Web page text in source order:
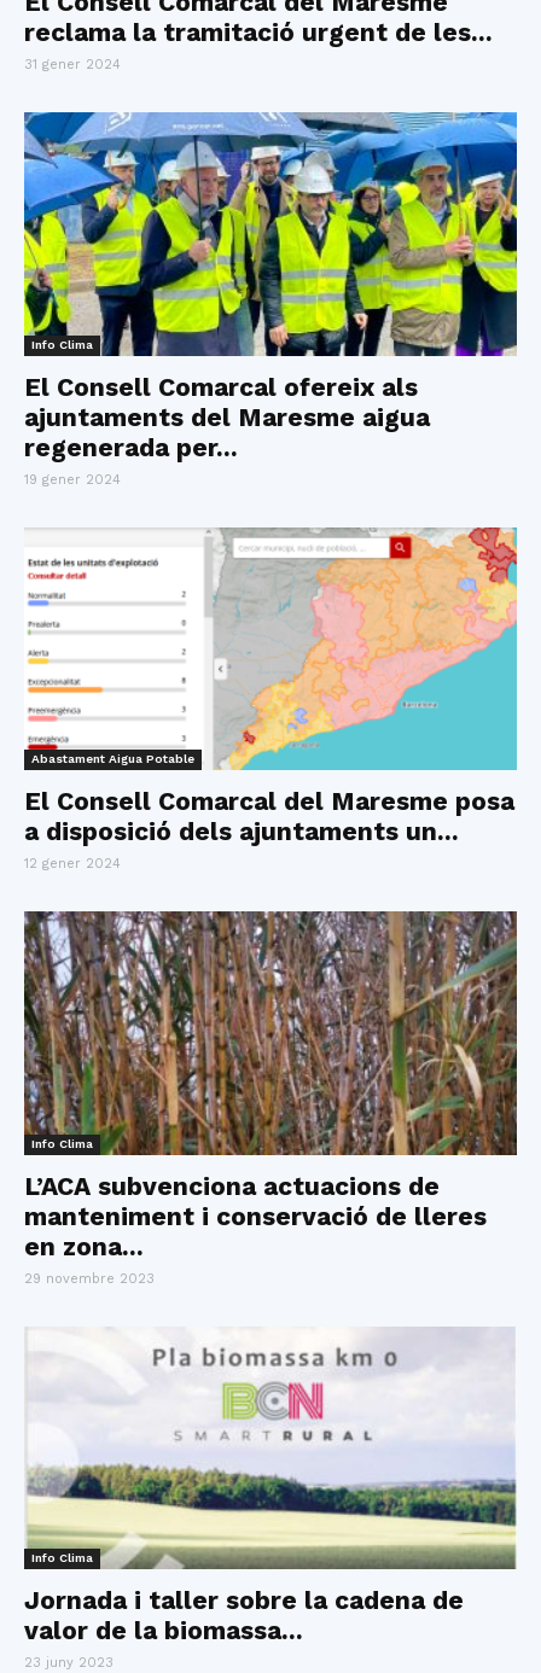
reclama la tramitació urgent de les...
31 gener 2024
Info Clima
El Consell Comarcal ofereix als
ajuntaments del Maresme aigua
regenerada per...
19 gener 2024
Abastament Aigua Potable
El Consell Comarcal del Maresme posa
a disposició dels ajuntaments un...
12 gener 2024
Info Clima
L’ACA subvenciona actuacions de
manteniment i conservació de lleres
en zona...
29 novembre 2023
Info Clima
Jornada i taller sobre la cadena de
valor de la biomassa...
23 juny 2023